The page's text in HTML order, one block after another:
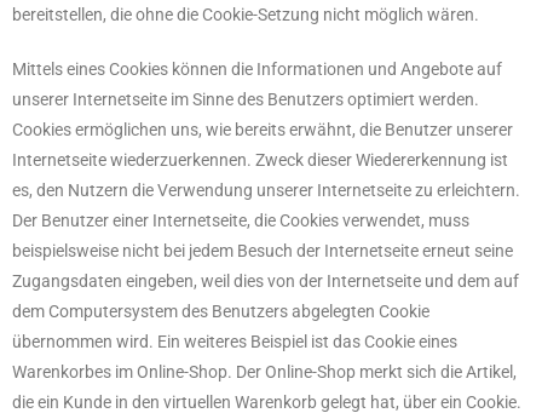
bereitstellen, die ohne die Cookie-Setzung nicht möglich wären.
Mittels eines Cookies können die Informationen und Angebote auf
unserer Internetseite im Sinne des Benutzers optimiert werden.
Cookies ermöglichen uns, wie bereits erwähnt, die Benutzer unserer
Internetseite wiederzuerkennen. Zweck dieser Wiedererkennung ist
es, den Nutzern die Verwendung unserer Internetseite zu erleichtern.
Der Benutzer einer Internetseite, die Cookies verwendet, muss
beispielsweise nicht bei jedem Besuch der Internetseite erneut seine
Zugangsdaten eingeben, weil dies von der Internetseite und dem auf
dem Computersystem des Benutzers abgelegten Cookie
übernommen wird. Ein weiteres Beispiel ist das Cookie eines
Warenkorbes im Online-Shop. Der Online-Shop merkt sich die Artikel,
die ein Kunde in den virtuellen Warenkorb gelegt hat, über ein Cookie.